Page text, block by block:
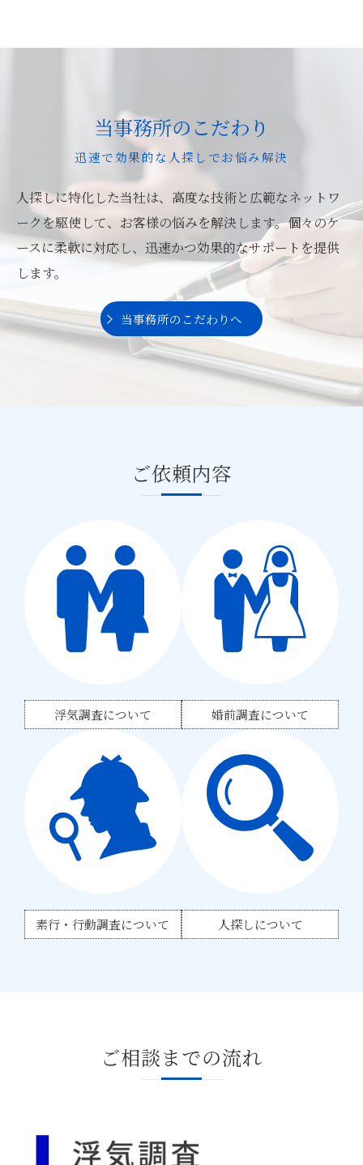
当事務所のこだわり
迅速で効果的な人探しでお悩み解決
人探しに特化した当社は、高度な技術と広範なネットワ
ークを駆使して、お客様の悩みを解決します。個々のケ
ースに柔軟に対応し、迅速かつ効果的なサポートを提供
します。
当事務所のこだわりへ
ご依頼内容
浮気調査について 婚前調査について
素行・行動調査について 人探しについて
ご相談までの流れ